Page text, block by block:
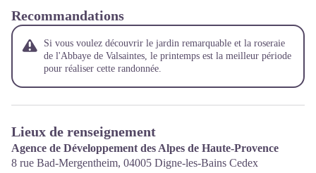
Recommandations
Si vous voulez découvrir le jardin remarquable et la roseraie
de l'Abbaye de Valsaintes, le printemps est la meilleur période
pour réaliser cette randonnée.
Lieux de renseignement
Agence de Développement des Alpes de Haute-Provence
8 rue Bad-Mergentheim, 04005 Digne-les-Bains Cedex